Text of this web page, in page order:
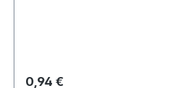
Regulärer Preis:
0,94 €